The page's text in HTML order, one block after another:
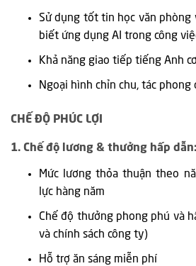
Sử dụng tốt tin học văn phòng
biết ứng dụng AI trong công
Khả năng giao tiếp tiếng Anh
Ngoại hình chỉn chu, tác phong
CHẾ ĐỘ PHÚC LỢI
1. Chế độ lương & thưởng hấp dẫn:
Mức lương thỏa thuận theo
lực hàng năm
Chế độ thưởng phong phú và
và chính sách công ty)
Hỗ trợ ăn sáng miễn phí